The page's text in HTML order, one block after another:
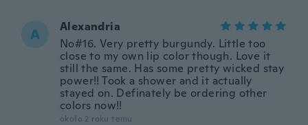
A
Alexandria
No#16. Very pretty burgundy. Little too
close to my own lip color though. Love it
still the same. Has some pretty wicked stay
power!! Took a shower and it actually
stayed on. Definately be ordering other
colors now!!
około 2 roku temu